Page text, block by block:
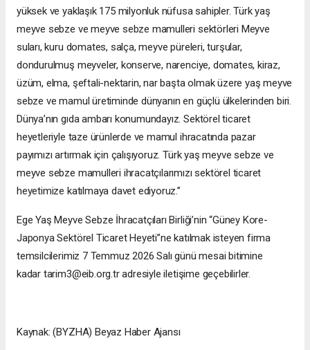
yüksek ve yaklaşık 175 milyonluk nüfusa sahipler. Türk yaş
meyve sebze ve meyve sebze mamulleri sektörleri Meyve
suları, kuru domates, salça, meyve püreleri, turşular,
dondurulmuş meyveler, konserve, narenciye, domates, kiraz,
üzüm, elma, şeftali-nektarin, nar başta olmak üzere yaş meyve
sebze ve mamul üretiminde dünyanın en güçlü ülkelerinden biri.
Dünya’nın gıda ambarı konumundayız. Sektörel ticaret
heyetleriyle taze ürünlerde ve mamul ihracatında pazar
payımızı artırmak için çalışıyoruz. Türk yaş meyve sebze ve
meyve sebze mamulleri ihracatçılarımızı sektörel ticaret
heyetimize katılmaya davet ediyoruz.”
Ege Yaş Meyve Sebze İhracatçıları Birliği’nin “Güney Kore-
Japonya Sektörel Ticaret Heyeti”ne katılmak isteyen firma
temsilcilerimiz 7 Temmuz 2026 Salı günü mesai bitimine
kadar tarim3@eib.org.tr adresiyle iletişime geçebilirler.
Kaynak: (BYZHA) Beyaz Haber Ajansı